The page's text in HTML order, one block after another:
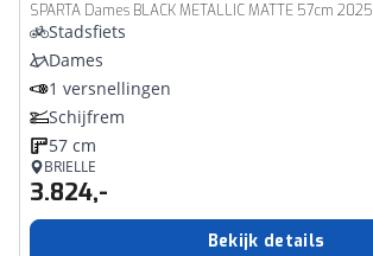
SPARTA Dames BLACK METALLIC MATTE 57cm 2025
Stadsfiets
Dames
1 versnellingen
Schijfrem
57 cm
BRIELLE
3.824,-
Bekijk details